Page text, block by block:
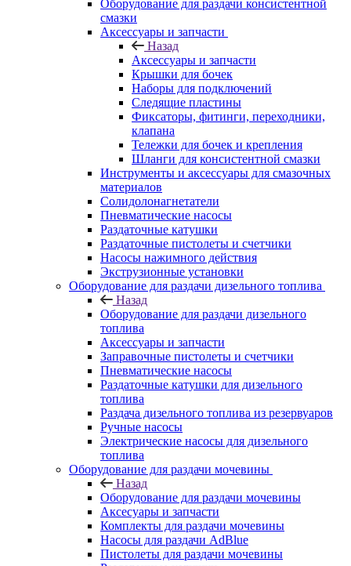
Оборудование для раздачи консистентной
смазки
Аксессуары и запчасти
Назад
Аксессуары и запчасти
Крышки для бочек
Наборы для подключений
Следящие пластины
Фиксаторы, фитинги, переходники,
клапана
Тележки для бочек и крепления
Шланги для консистентной смазки
Инструменты и аксессуары для смазочных
материалов
Солидолонагнетатели
Пневматические насосы
Раздаточные катушки
Раздаточные пистолеты и счетчики
Насосы нажимного действия
Экструзионные установки
Оборудование для раздачи дизельного топлива
Назад
Оборудование для раздачи дизельного
топлива
Аксессуары и запчасти
Заправочные пистолеты и счетчики
Пневматические насосы
Раздаточные катушки для дизельного
топлива
Раздача дизельного топлива из резервуаров
Ручные насосы
Электрические насосы для дизельного
топлива
Оборудование для раздачи мочевины
Назад
Оборудование для раздачи мочевины
Аксесуары и запчасти
Комплекты для раздачи мочевины
Насосы для раздачи AdBlue
Пистолеты для раздачи мочевины